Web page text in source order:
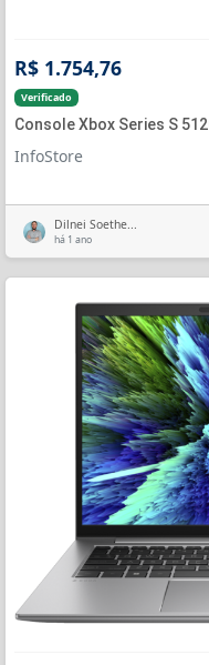
R$ 1.754,76
Verificado
Console Xbox Series S
InfoStore
Dilnei Soethe...
há 1 ano